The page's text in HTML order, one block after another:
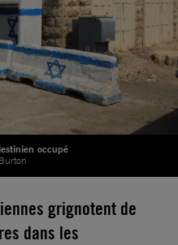
occupé
grignotent de
dans les